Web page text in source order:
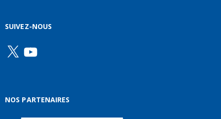
SUIVEZ-NOUS
X YouTube
NOS PARTENAIRES